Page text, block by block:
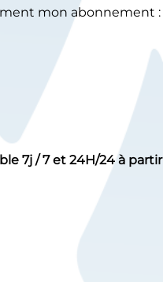
mon abonnement :
7j / 7 et 24H/24 à